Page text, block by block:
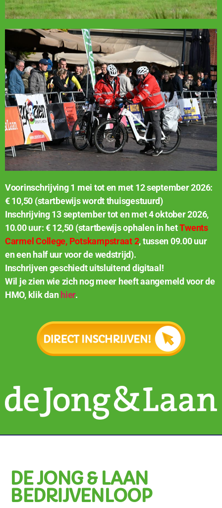
Voorinschrijving 1 mei tot en met 12 september 2026:
€ 10,50 (startbewijs wordt thuisgestuurd)
Inschrijving 13 september tot en met 4 oktober 2026,
10.00 uur: € 12,50 (startbewijs ophalen in hetTwents
Carmel College, Potskampstraat 2, tussen 09.00 uur
en een half uur voor de wedstrijd).
Inschrijven geschiedt uitsluitend digitaal!
Wil je zien wie zich nog meer heeft aangemeld voor de
HMO, klik danhier.
DE JONG & LAAN
BEDRIJVENLOOP